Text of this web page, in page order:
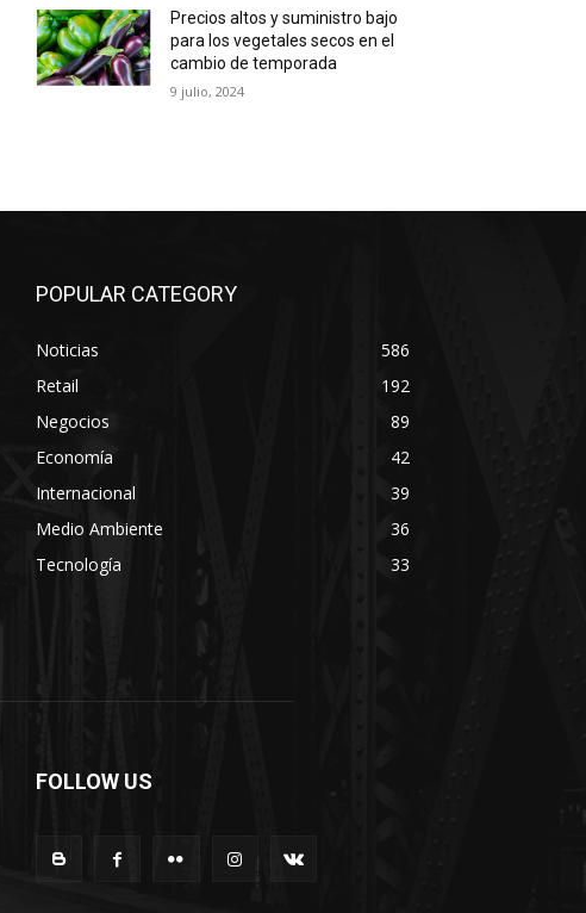
Precios altos y suministro bajo
para los vegetales secos en el
cambio de temporada
9 julio, 2024
POPULAR CATEGORY
Noticias
586
Retail
192
Negocios
89
Economía
42
Internacional
39
Medio Ambiente
36
Tecnología
33
FOLLOW US